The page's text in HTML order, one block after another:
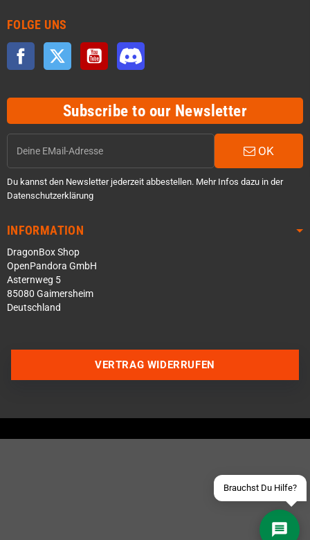
FOLGE UNS
Facebook Twitter YouTube
Subscribe to our Newsletter
OK
Du kannst den Newsletter jederzeit abbestellen. Mehr Infos dazu in der
Datenschutzerklärung
INFORMATION
DragonBox Shop
OpenPandora GmbH
Asternweg 5
85080 Gaimersheim
Deutschland
Brauchst Du Hilfe?
Schick uns eine eMail
VERTRAG WIDERRUFEN